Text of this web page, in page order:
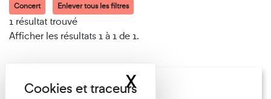
Concert Enlever tous les filtres
1 résultat trouvé
Afficher les résultats 1 à 1 de 1.
Nuit des muséesXMasquer le